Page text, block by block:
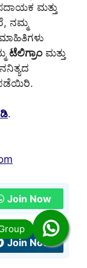
ಮತ್ತು
ನಮ್ಮ
ಟೆಲಿಗ್ರಾಂ ಮತ್ತು
ಪಡೆಯಿರಿ.
.
Join Now
Join Now